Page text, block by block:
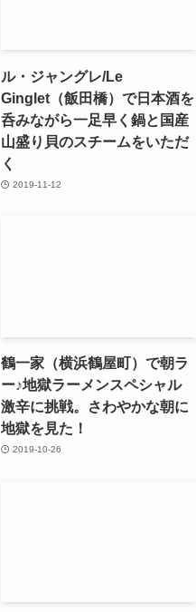
ル・ジャングレ/Le
Ginglet（飯田橋）で日本酒を
呑みながら一足早く鍋と国産
山盛り貝のスチームをいただ
く
2019-11-12
鶴一家（横浜鶴屋町）で朝ラ
ー♪地獄ラーメンスペシャル
激辛に挑戦。さわやかな朝に
地獄を見た！
2019-10-26